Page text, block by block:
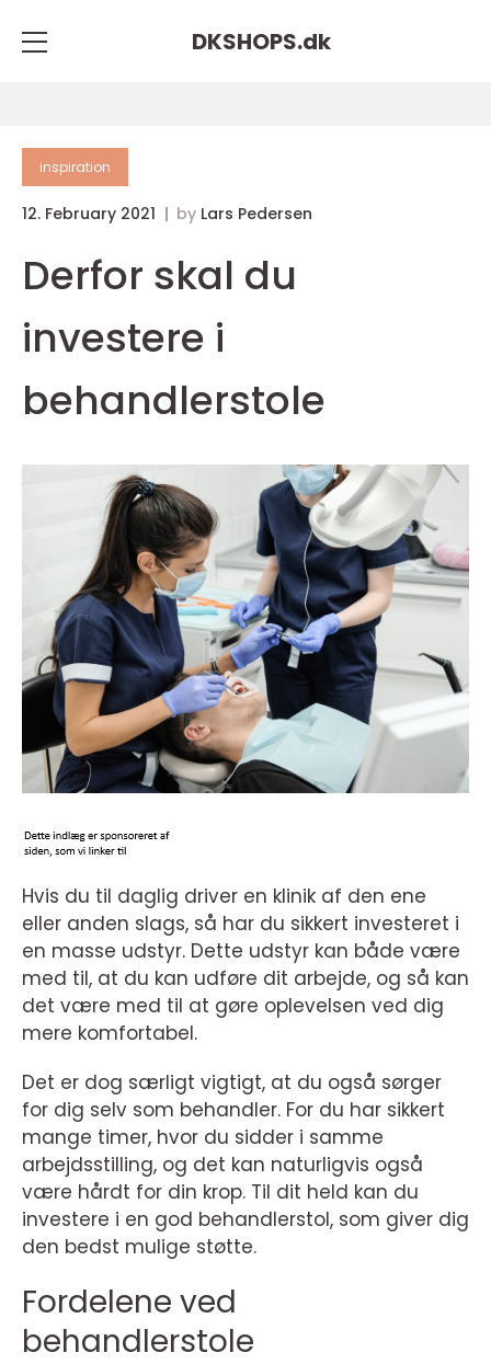
DKSHOPS.dk
inspiration
12. February 2021 by Lars Pedersen
Derfor skal du
investere i
behandlerstole
Hvis du til daglig driver en klinik af den ene
eller anden slags, så har du sikkert investeret i
en masse udstyr. Dette udstyr kan både være
med til, at du kan udføre dit arbejde, og så kan
det være med til at gøre oplevelsen ved dig
mere komfortabel.
Det er dog særligt vigtigt, at du også sørger
for dig selv som behandler. For du har sikkert
mange timer, hvor du sidder i samme
arbejdsstilling, og det kan naturligvis også
være hårdt for din krop. Til dit held kan du
investere i en god behandlerstol, som giver dig
den bedst mulige støtte.
Fordelene ved
behandlerstole